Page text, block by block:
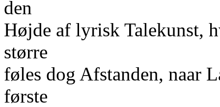
den
Højde af lyrisk Talekunst,
større
føles dog Afstanden, naar
første